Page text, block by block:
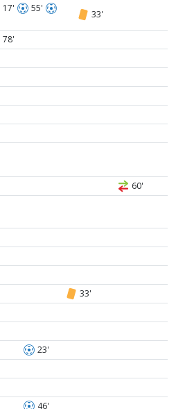
17'
55'
33'
78'
60'
33'
23'
46'